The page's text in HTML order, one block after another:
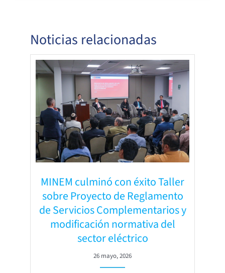
Noticias relacionadas
MINEM culminó con éxito Taller
sobre Proyecto de Reglamento
de Servicios Complementarios y
modificación normativa del
sector eléctrico
26 mayo, 2026